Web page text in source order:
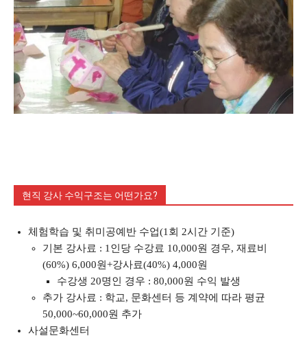
현직 강사 수익구조는 어떤가요?
체험학습 및 취미공예반 수업(1회 2시간 기준)
기본 강사료 : 1인당 수강료 10,000원 경우, 재료비
(60%) 6,000원+강사료(40%) 4,000원
수강생 20명인 경우 : 80,000원 수익 발생
추가 강사료 : 학교, 문화센터 등 계약에 따라 평균
50,000~60,000원 추가
사설문화센터